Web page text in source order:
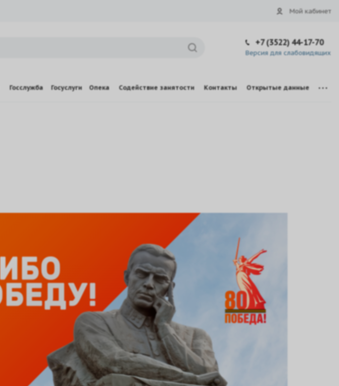
Мой кабинет
+7 (3522) 44-17-70
Версия для слабовидящих
Госслужба Госуслуги Опека Содействие занятости Контакты Открытые данные